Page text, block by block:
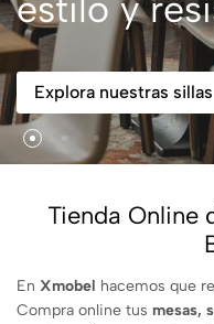
Explora nuestras sillas
Tienda Online
En Xmobel hacemos que
Compra online tus mesas,